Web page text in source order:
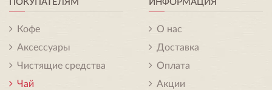
ПОКУПАТЕЛЯМ
Кофе
Аксессуары
Чистящие средства
Чай
ИНФОРМАЦИЯ
О нас
Доставка
Оплата
Акции